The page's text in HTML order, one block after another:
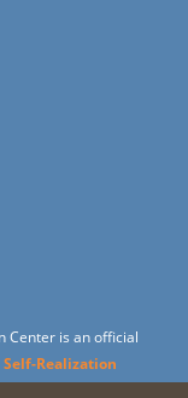
Center is an official
Self-Realization